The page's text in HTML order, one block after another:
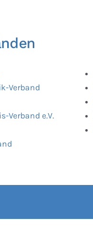
Verband
Verband e.V.